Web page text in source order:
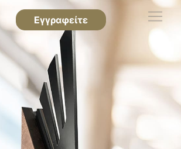
Εγγραφείτε